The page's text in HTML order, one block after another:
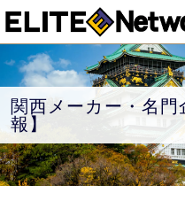
関西メーカー・名
報】